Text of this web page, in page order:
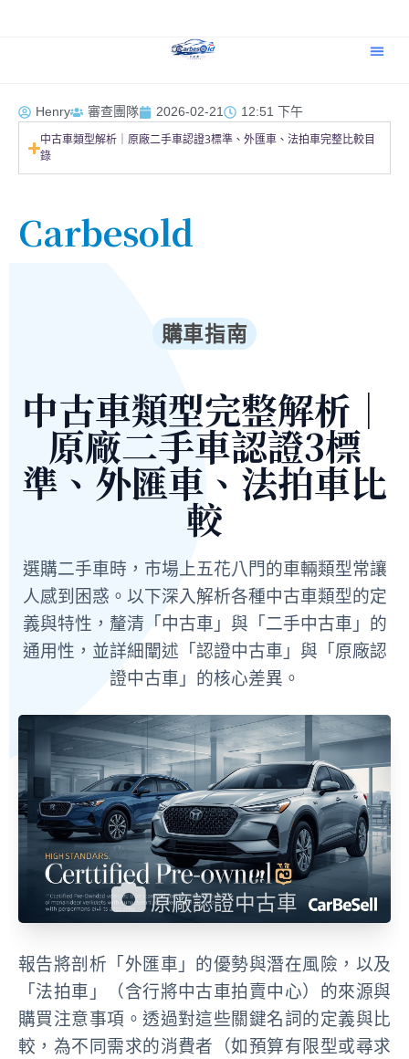
Henry 審查團隊 2026-02-21 12:51 下午
中古車類型解析｜原廠二手車認證3標準、外匯車、法拍車完整比較目
錄
Carbesold
購車指南
中古車類型完整解析｜
原廠二手車認證3標
準、外匯車、法拍車比
較
選購二手車時，市場上五花八門的車輛類型常讓
人感到困惑。以下深入解析各種中古車類型的定
義與特性，釐清「中古車」與「二手中古車」的
通用性，並詳細闡述「認證中古車」與「原廠認
證中古車」的核心差異。
原廠認證中古車
報告將剖析「外匯車」的優勢與潛在風險，以及
「法拍車」（含行將中古車拍賣中心）的來源與
購買注意事項。透過對這些關鍵名詞的定義與比
較，為不同需求的消費者（如預算有限型或尋求